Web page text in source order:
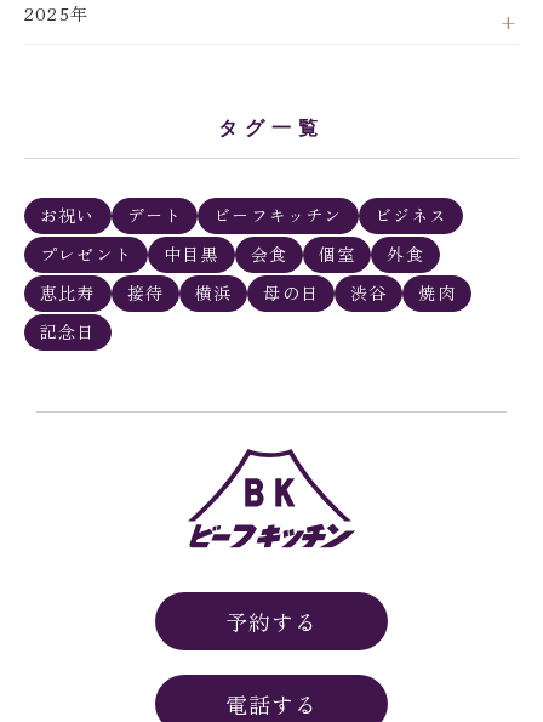
2025年
タグ一覧
お祝い デート ビーフキッチン
ビジネス
プレゼント
中目黒 会食 個室
外食
恵比寿
接待 横浜 母の日 渋谷
焼肉
記念日
予約する
電話する